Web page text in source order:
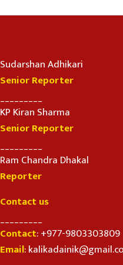
Sudarshan Adhikari
Senior Reporter
KP Kiran Sharma
Senior Reporter
Ram Chandra Dhakal
Reporter
Contact us
Contact: +977-9803303809
Email: